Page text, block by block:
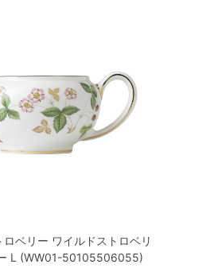
ロベリー ワイルドストロベリ
L (WW01-50105506055)